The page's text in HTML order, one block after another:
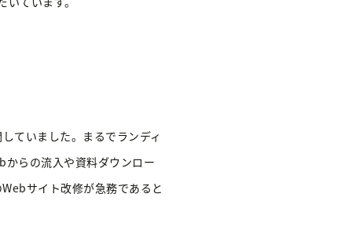
ていました。まるでランディ
からの流入や資料ダウンロー
サイト改修が急務であると